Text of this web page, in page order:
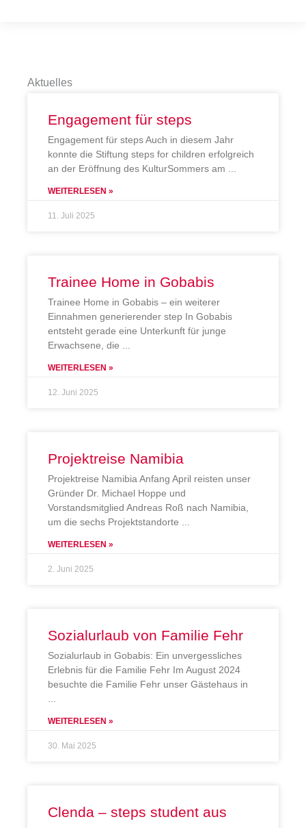
Aktuelles
Engagement für steps
Engagement für steps Auch in diesem Jahr
konnte die Stiftung steps for children erfolgreich
an der Eröffnung des KulturSommers am
WEITERLESEN »
11. Juli 2025
Trainee Home in Gobabis
Trainee Home in Gobabis – ein weiterer
Einnahmen generierender step In Gobabis
entsteht gerade eine Unterkunft für junge
Erwachsene, die
WEITERLESEN »
12. Juni 2025
Projektreise Namibia
Projektreise Namibia Anfang April reisten unser
Gründer Dr. Michael Hoppe und
Vorstandsmitglied Andreas Roß nach Namibia,
um die sechs Projektstandorte
WEITERLESEN »
2. Juni 2025
Sozialurlaub von Familie Fehr
Sozialurlaub in Gobabis: Ein unvergessliches
Erlebnis für die Familie Fehr Im August 2024
besuchte die Familie Fehr unser Gästehaus in
WEITERLESEN »
30. Mai 2025
Clenda – steps student aus